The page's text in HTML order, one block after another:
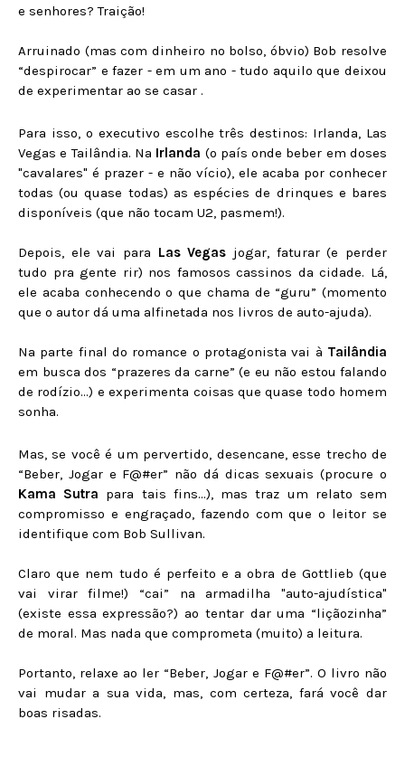
e senhores? Traição!
Arruinado (mas com dinheiro no bolso, óbvio) Bob resolve
“despirocar” e fazer - em um ano - tudo aquilo que deixou
de experimentar ao se casar .
Para isso, o executivo escolhe três destinos: Irlanda, Las
Vegas e Tailândia. Na Irlanda (o país onde beber em doses
"cavalares" é prazer - e não vício), ele acaba por conhecer
todas (ou quase todas) as espécies de drinques e bares
disponíveis (que não tocam U2, pasmem!).
Depois, ele vai para Las Vegas jogar, faturar (e perder
tudo pra gente rir) nos famosos cassinos da cidade. Lá,
ele acaba conhecendo o que chama de “guru” (momento
que o autor dá uma alfinetada nos livros de auto-ajuda).
Na parte final do romance o protagonista vai à Tailândia
em busca dos “prazeres da carne” (e eu não estou falando
de rodízio...) e experimenta coisas que quase todo homem
sonha.
Mas, se você é um pervertido, desencane, esse trecho de
“Beber, Jogar e F@#er” não dá dicas sexuais (procure o
Kama Sutra para tais fins...), mas traz um relato sem
compromisso e engraçado, fazendo com que o leitor se
identifique com Bob Sullivan.
Claro que nem tudo é perfeito e a obra de Gottlieb (que
vai virar filme!) “cai” na armadilha "auto-ajudística"
(existe essa expressão?) ao tentar dar uma “liçãozinha”
de moral. Mas nada que comprometa (muito) a leitura.
Portanto, relaxe ao ler “Beber, Jogar e F@#er”. O livro não
vai mudar a sua vida, mas, com certeza, fará você dar
boas risadas.